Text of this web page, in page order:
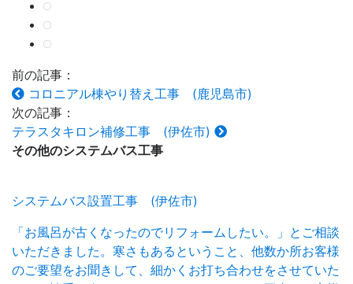
前の記事：
コロニアル棟やり替え工事 (鹿児島市)
次の記事：
テラスタキロン補修工事 (伊佐市)
その他のシステムバス工事
システムバス設置工事 (伊佐市)
「お風呂が古くなったのでリフォームしたい。」とご相談
いただきました。寒さもあるということ、他数か所お客様
のご要望をお聞きして、細かくお打ち合わせをさせていた